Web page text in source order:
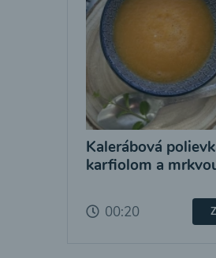
Kalerábová
karfiolom a
00:20